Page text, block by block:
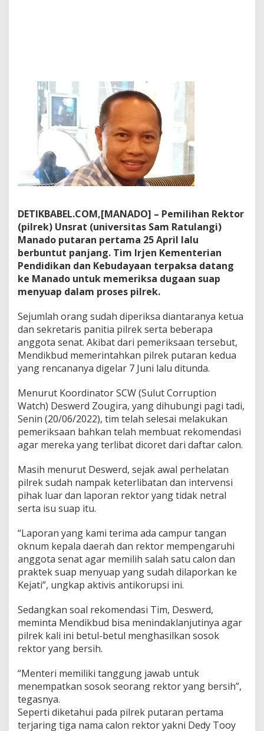
DETIKBABEL.COM,[MANADO] – Pemilihan Rektor
(pilrek) Unsrat (universitas Sam Ratulangi)
Manado putaran pertama 25 April lalu
berbuntut panjang. Tim Irjen Kementerian
Pendidikan dan Kebudayaan terpaksa datang
ke Manado untuk memeriksa dugaan suap
menyuap dalam proses pilrek.
Sejumlah orang sudah diperiksa diantaranya ketua
dan sekretaris panitia pilrek serta beberapa
anggota senat. Akibat dari pemeriksaan tersebut,
Mendikbud memerintahkan pilrek putaran kedua
yang rencananya digelar 7 Juni lalu ditunda.
Menurut Koordinator SCW (Sulut Corruption
Watch) Deswerd Zougira, yang dihubungi pagi tadi,
Senin (20/06/2022), tim telah selesai melakukan
pemeriksaan bahkan telah membuat rekomendasi
agar mereka yang terlibat dicoret dari daftar calon.
Masih menurut Deswerd, sejak awal perhelatan
pilrek sudah nampak keterlibatan dan intervensi
pihak luar dan laporan rektor yang tidak netral
serta isu suap itu.
“Laporan yang kami terima ada campur tangan
oknum kepala daerah dan rektor mempengaruhi
anggota senat agar memilih salah satu calon dan
praktek suap menyuap yang sudah dilaporkan ke
Kejati”, ungkap aktivis antikorupsi ini.
Sedangkan soal rekomendasi Tim, Deswerd,
meminta Mendikbud bisa menindaklanjutinya agar
pilrek kali ini betul-betul menghasilkan sosok
rektor yang bersih.
“Menteri memiliki tanggung jawab untuk
menempatkan sosok seorang rektor yang bersih”,
tegasnya.
Seperti diketahui pada pilrek putaran pertama
terjaring tiga nama calon rektor yakni Dedy Tooy